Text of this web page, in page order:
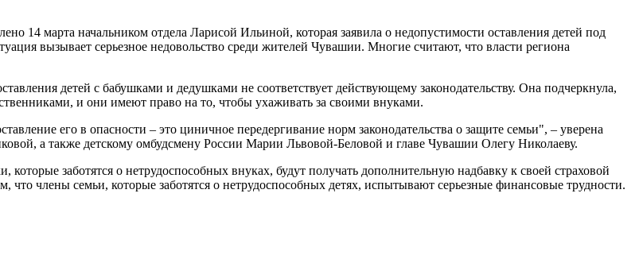
14 марта начальником отдела Ларисой Ильиной, которая заявила о недопустимости оставления детей под
вызывает серьезное недовольство среди жителей Чувашии. Многие считают, что власти региона
детей с бабушками и дедушками не соответствует действующему законодательству. Она подчеркнула,
и они имеют право на то, чтобы ухаживать за своими внуками.
его в опасности – это циничное передергивание норм законодательства о защите семьи", – уверена
а также детскому омбудсмену России Марии Львовой-Беловой и главе Чувашии Олегу Николаеву.
заботятся о нетрудоспособных внуках, будут получать дополнительную надбавку к своей страховой
члены семьи, которые заботятся о нетрудоспособных детях, испытывают серьезные финансовые трудности.